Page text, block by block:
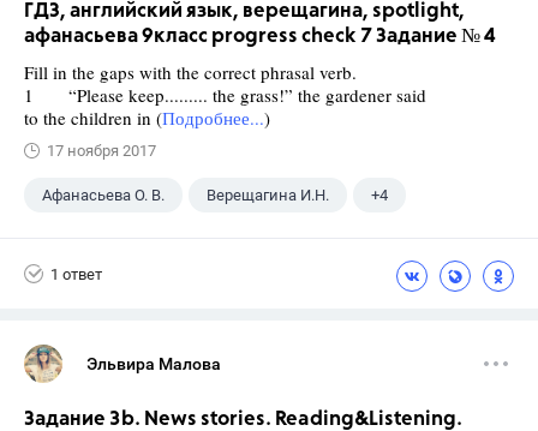
ГДЗ, английский язык, верещагина, spotlight,
афанасьева 9класс progress check 7 Задание № 4
Fill in the gaps with the correct phrasal verb.
1 “Please keep......... the grass!” the gardener said
to the children in (Подробнее...)
17 ноября 2017
Афанасьева О. В. Верещагина И.Н. +4
1 ответ
Эльвира Малова
Задание 3b. News stories. Reading&Listening.